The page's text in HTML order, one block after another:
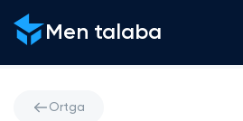
Men talaba
Ortga